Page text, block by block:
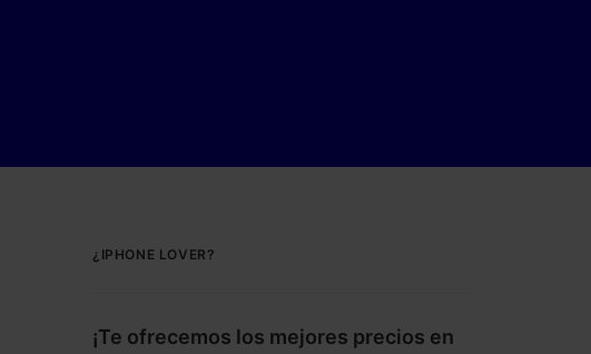
¿IPHONE LOVER?
¡Te ofrecemos los mejores precios en